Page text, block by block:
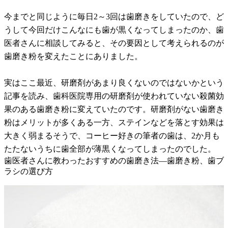
今までと同じように毎日2～3回は歯磨きをしていたので、ど
うして今回だけこんなにも歯が黒くなってしまったのか、歯
医者さんに相談してみると、その要因として考えられるのが
歯磨き粉を変えたことにありました。
実はここ最近、研磨剤があまり良くないのではないかという
記事を読み、歯科医院専用の研磨剤が使われていない殺菌効
果のある歯磨き粉に変えていたのです。研磨剤がない歯磨き
粉はメリットが多くある一方、ステインなどを落とす効果は
大きく弱まるそうで、コーヒー好きの筆者の歯は、2か月も
たたないうちに歯全部が薄黒くなってしまったのでした。
歯医者さんに教わったおすすめの歯磨き法―歯磨き粉、歯ブ
ラシの選び方